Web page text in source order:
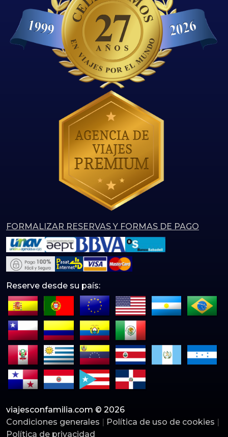
FORMALIZAR RESERVAS Y FORMAS DE PAGO
Reserve desde su país:
viajesconfamilia.com © 2026
Condiciones generales
Política de uso de cookies
Política de privacidad